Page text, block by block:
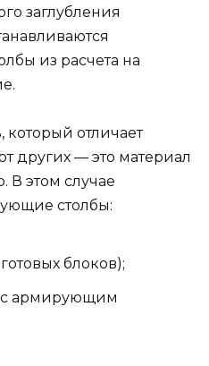
заглубления
из расчета на
который отличает
других — это материал
В этом случае
столбы:
блоков);
с армирующим